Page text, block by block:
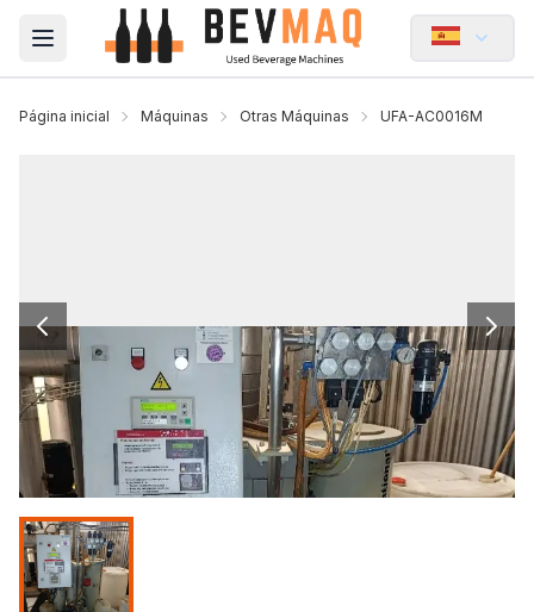
Open main menu
Página inicial Máquinas Otras Máquinas UFA-AC0016M